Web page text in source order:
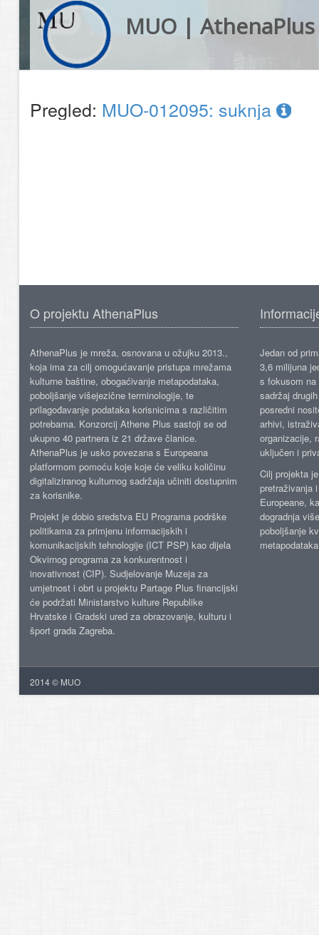
MUO | AthenaPlus
Pregled: MUO-012095: suknja
O projektu AthenaPlus
AthenaPlus je mreža, osnovana u ožujku 2013.,
koja ima za cilj omogućavanje pristupa mrežama
kulturne baštine, obogaćivanje metapodataka,
poboljšanje višejezične terminologije, te
prilagođavanje podataka korisnicima s različitim
potrebama. Konzorcij Athene Plus sastoji se od
ukupno 40 partnera iz 21 države članice.
AthenaPlus je usko povezana s Europeana
platformom pomoću koje koje će veliku količinu
digitaliziranog kulturnog sadržaja učiniti dostupnim
za korisnike.
Projekt je dobio sredstva EU Programa podrške
politikama za primjenu informacijskih i
komunikacijskih tehnologije (ICT PSP) kao dijela
Okvirnog programa za konkurentnost i
inovativnost (CIP). Sudjelovanje Muzeja za
umjetnost i obrt u projektu Partage Plus financijski
će podržati Ministarstvo kulture Republike
Hrvatske i Gradski ured za obrazovanje, kulturu i
šport grada Zagreba.
Jedan od
3,6 milijuna
s fokusom
sadržaj
posredni
arhivi,
organizacije,
uključen i
Cilj projekta
pretraživanja
Europeane,
dogradnja
poboljšanje
2014 © MUO